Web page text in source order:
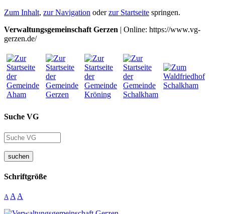
Zum Inhalt, zur Navigation oderzur Startseite springen.
Verwaltungsgemeinschaft Gerzen | Online: https://www.vg-
gerzen.de/
Suche VG
suchen
Schriftgröße
A A A